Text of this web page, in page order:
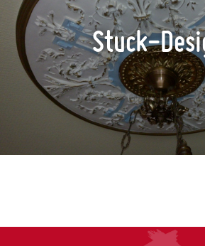
Stuck-